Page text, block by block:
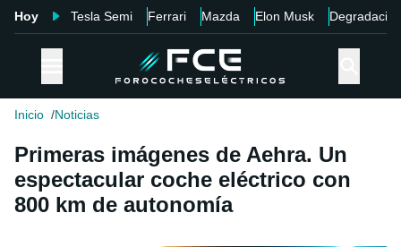
Hoy Tesla Semi Ferrari Mazda Elon Musk Degradación
Inicio Noticias
Primeras imágenes de Aehra. Un
espectacular coche eléctrico con
800 km de autonomía